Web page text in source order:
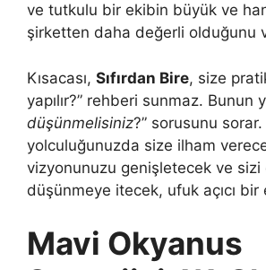
ve tutkulu bir ekibin büyük ve
şirketten daha değerli olduğunu
Kısacası, Sıfırdan Bire, size
yapılır?” rehberi sunmaz. Bunun
düşünmelisiniz?” sorusunu sorar.
yolculuğunuzda size ilham
vizyonunuzu genişletecek ve
düşünmeye itecek, ufuk açıcı bir
Mavi Okyanus